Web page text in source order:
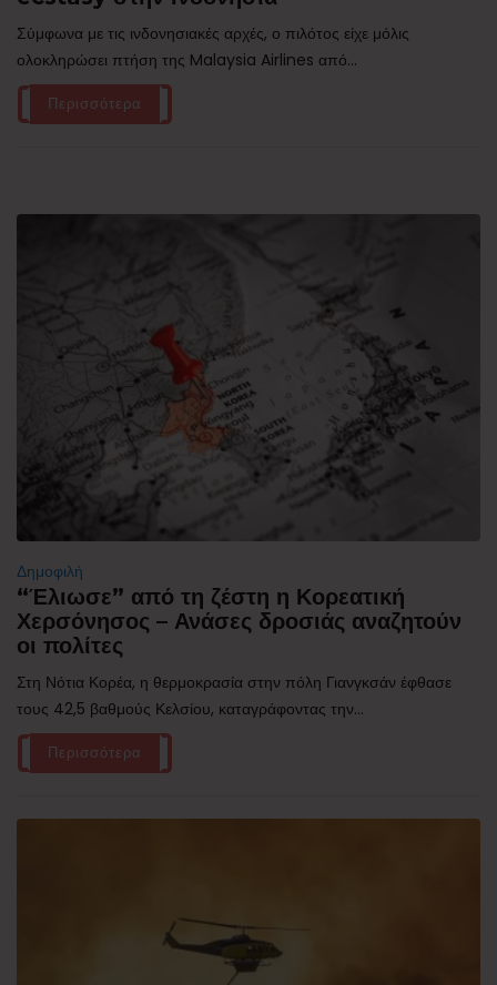
Σύμφωνα με τις ινδονησιακές αρχές, ο πιλότος είχε μόλις
ολοκληρώσει πτήση της Malaysia Airlines από...
Περισσότερα
Δημοφιλή
“Έλιωσε” από τη ζέστη η Κορεατική
Χερσόνησος – Ανάσες δροσιάς αναζητούν
οι πολίτες
Στη Νότια Κορέα, η θερμοκρασία στην πόλη Γιανγκσάν έφθασε
τους 42,5 βαθμούς Κελσίου, καταγράφοντας την...
Περισσότερα